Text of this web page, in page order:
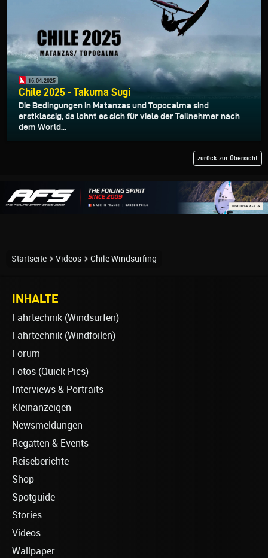
16.04.2025
Chile 2025 - Takuma Sugi
Die Bedingungen in Matanzas und Topocalma sind
erstklassig, da lohnt es sich für viele der Teilnehmer nach
dem World...
zurück zur Übersicht
Startseite Videos Chile Windsurfing
INHALTE
Fahrtechnik (Windsurfen)
Fahrtechnik (Windfoilen)
Forum
Fotos (Quick Pics)
Interviews & Portraits
Kleinanzeigen
Newsmeldungen
Regatten & Events
Reiseberichte
Shop
Spotguide
Stories
Videos
Wallpaper